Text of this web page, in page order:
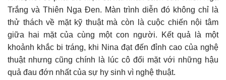
Trắng và Thiên Nga Đen. Màn trình diễn đó không chỉ là
thử thách về mặt kỹ thuật mà còn là cuộc chiến nội tâm
giữa hai mặt của cùng một con người. Kết quả là một
khoảnh khắc bi tráng, khi Nina đạt đến đỉnh cao của nghệ
thuật nhưng cũng chính là lúc cô đối mặt với những hậu
quả đau đớn nhất của sự hy sinh vì nghệ thuật.